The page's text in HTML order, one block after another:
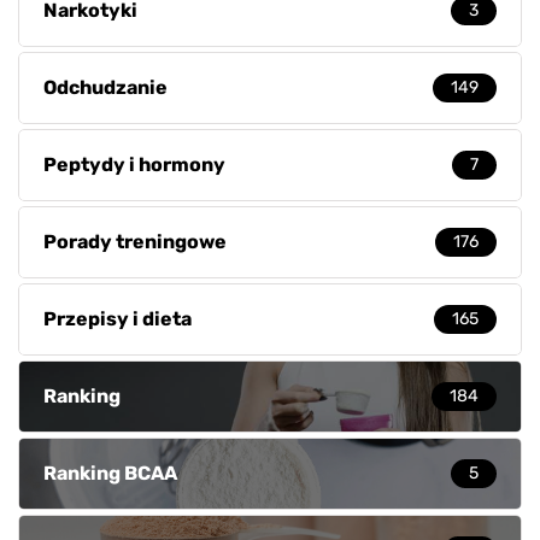
Narkotyki 3
Odchudzanie 149
Peptydy i hormony 7
Porady treningowe 176
Przepisy i dieta 165
Ranking 184
Ranking BCAA 5